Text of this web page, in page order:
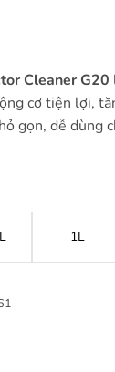
Cleaner G20
cơ tiện lợi,
gọn, dễ dùng
1L